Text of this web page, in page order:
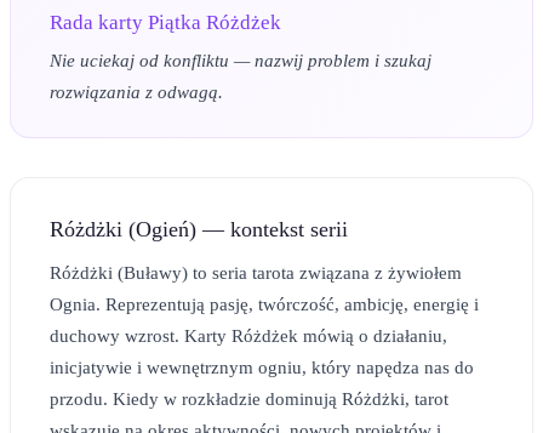
Rada karty Piątka Różdżek
Nie uciekaj od konfliktu — nazwij problem i szukaj
rozwiązania z odwagą.
Różdżki (Ogień) — kontekst serii
Różdżki (Buławy) to seria tarota związana z żywiołem
Ognia. Reprezentują pasję, twórczość, ambicję, energię i
duchowy wzrost. Karty Różdżek mówią o działaniu,
inicjatywie i wewnętrznym ogniu, który napędza nas do
przodu. Kiedy w rozkładzie dominują Różdżki, tarot